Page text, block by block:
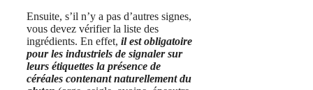
Ensuite, s’il n’y a pas d’autres signes,
vous devez vérifier la liste des
ingrédients. En effet, il est obligatoire
pour les industriels de signaler sur
leurs étiquettes la présence de
céréales contenant naturellement du